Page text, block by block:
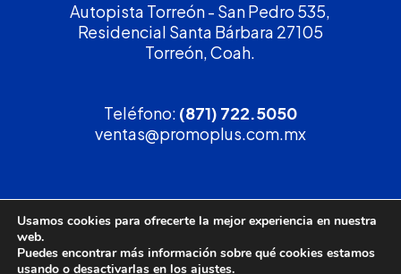
Autopista Torreón - San Pedro 535,
Residencial Santa Bárbara 27105
Torreón, Coah.
Teléfono: (871) 722.5050
ventas@promoplus.com.mx
¡Solicita tucotización!
(800) 90 PROMO
Usamos cookies para ofrecerte la mejor experiencia en nuestra
web.
Puedes encontrar más información sobre qué cookies estamos
usando o desactivarlas en los ajustes.